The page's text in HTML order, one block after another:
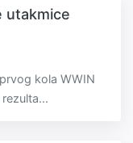
utakmice
kola WWIN